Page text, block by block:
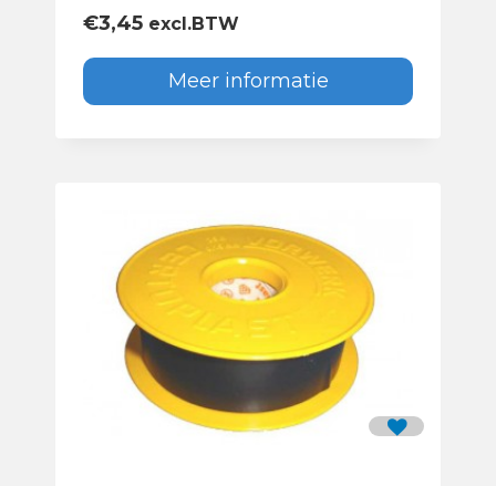
€3,45 excl.BTW
Meer informatie